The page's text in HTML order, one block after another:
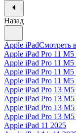
Назад
Apple iPadСмотреть
Apple iPad Pro 11 M5
Apple iPad Pro 11
Apple iPad Pro 11
Apple iPad Pro 11
Apple iPad Pro 13 M5
Apple iPad Pro 13
Apple iPad Pro 13
Apple iPad Pro 13
Apple iPad 11 2025